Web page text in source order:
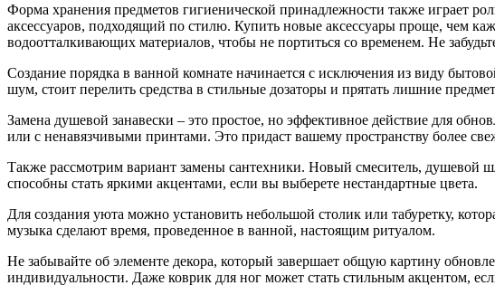
Форма хранения предметов гигиенической принадлежности также играет
аксессуаров, подходящий по стилю. Купить новые аксессуары проще, чем
водоотталкивающих материалов, чтобы не портиться со временем. Не
Создание порядка в ванной комнате начинается с исключения из виду
шум, стоит перелить средства в стильные дозаторы и прятать лишние
Замена душевой занавески – это простое, но эффективное действие для
или с ненавязчивыми принтами. Это придаст вашему пространству более
Также рассмотрим вариант замены сантехники. Новый смеситель, душевой
способны стать яркими акцентами, если вы выберете нестандартные цвета.
Для создания уюта можно установить небольшой столик или табуретку,
музыка сделают время, проведенное в ванной, настоящим ритуалом.
Не забывайте об элементе декора, который завершает общую картину
индивидуальности. Даже коврик для ног может стать стильным акцентом,